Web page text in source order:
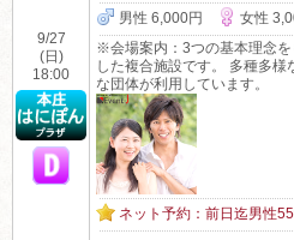
9/27
(日)
18:00
男性 6,000円
女性
※会場案内：3つの基本理念
した複合施設です。 多種多様
な団体が利用しています。
ネット予約：前日迄男性